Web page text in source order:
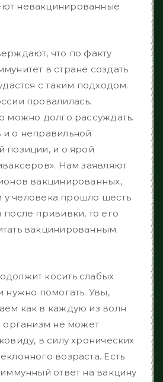
невакцинированные
что по факту
в стране создать
с таким подходом.
провалилась.
можно долго рассуждать.
о неправильной
позиции, и о ярой
Нам заявляют
вакцинированных,
у человека прошло шесть
прививки, то его
вакцинированным.
косить слабых
нужно помогать. Увы,
как в каждую из волн
организм не может
в силу хронических
возраста. Есть
ответ на вакцину